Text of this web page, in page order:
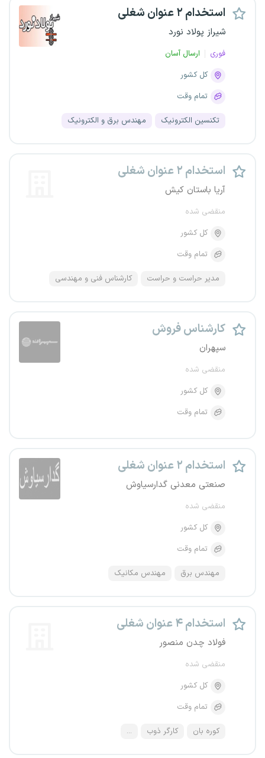
استخدام ۲ عنوان شغلی
شیراز پولاد نورد
فوری
ارسال آسان
کل کشور
تمام وقت
تکنسین الکترونیک مهندس برق و الکترونیک
استخدام ۲ عنوان شغلی
آریا باستان کیش
منقضی شده
کل کشور
تمام وقت
مدیر حراست و حراست کارشناس فنی و مهندسی
کارشناس فروش
سپهران
منقضی شده
کل کشور
تمام وقت
استخدام ۲ عنوان شغلی
صنعتی معدنی گدارسیاوش
منقضی شده
کل کشور
تمام وقت
مهندس برق مهندس مکانیک
استخدام ۴ عنوان شغلی
فولاد چدن منصور
منقضی شده
کل کشور
تمام وقت
کوره بان کارگر ذوب ...